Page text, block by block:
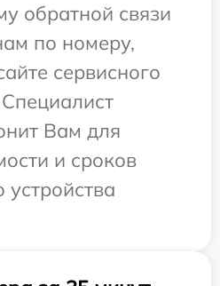
обратной связи
по номеру,
сервисного
Вам для
и сроков